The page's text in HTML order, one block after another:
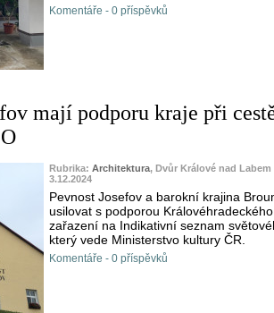
Komentáře - 0 příspěvků
mají podporu kraje při
Rubrika: Architektura, Dvůr Králové nad
3.12.2024
Pevnost Josefov a barokní krajina
usilovat s podporou
zařazení na Indikativní seznam
který vede Ministerstvo kultury ČR.
Komentáře - 0 příspěvků